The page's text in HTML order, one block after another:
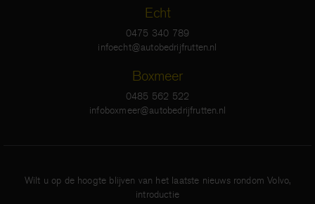
Echt
0475 340 789
infoecht@autobedrijfrutten.nl
Boxmeer
0485 562 522
infoboxmeer@autobedrijfrutten.nl
Wilt u op de hoogte blijven van het laatste nieuws rondom Volvo,
introductie